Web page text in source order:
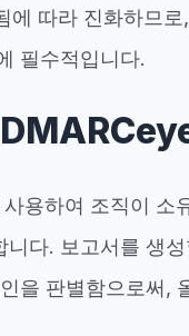
에 따라 진화하므
필수적입니다.
용하여 조직이 소
다. 보고서를 생
을 판별함으로써,